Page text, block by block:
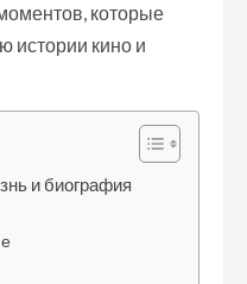
которые
истории кино и
и биография